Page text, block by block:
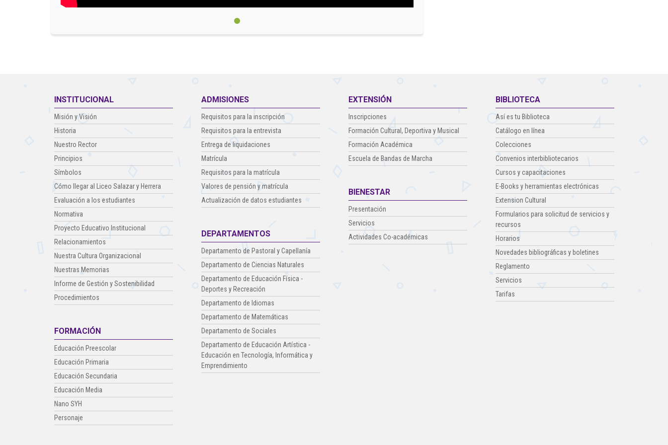
INSTITUCIONAL
Misión y Visión
Historia
Nuestro Rector
Principios
Símbolos
Cómo llegar al Liceo Salazar y Herrera
Evaluación a los estudiantes
Normativa
Proyecto Educativo Institucional
Relacionamientos
Nuestra Cultura Organizacional
Nuestras Memorias
Informe de Gestión y Sostenibilidad
Procedimientos
FORMACIÓN
Educación Preescolar
Educación Primaria
Educación Secundaria
Educación Media
Nano SYH
Personaje
ADMISIONES
Requisitos para la inscripción
Requisitos para la entrevista
Entrega de liquidaciones
Matrícula
Requisitos para la matrícula
Valores de pensión y matrícula
Actualización de datos estudiantes
DEPARTAMENTOS
Departamento de Pastoral y Capellanía
Departamento de Ciencias Naturales
Departamento de Educación Física -
Deportes y Recreación
Departamento de Idiomas
Departamento de Matemáticas
Departamento de Sociales
Departamento de Educación Artística -
Educación en Tecnología, Informática y
Emprendimiento
EXTENSIÓN
Inscripciones
Formación Cultural, Deportiva y Musical
Formación Académica
Escuela de Bandas de Marcha
BIENESTAR
Presentación
Servicios
Actividades Co-académicas
BIBLIOTECA
Así es tu Biblioteca
Catálogo en línea
Colecciones
Convenios interbibliotecarios
Cursos y capacitaciones
E-Books y herramientas electrónicas
Extension Cultural
Formularios para solicitud de servicios y
recursos
Horarios
Novedades bibliográficas y boletines
Reglamento
Servicios
Tarifas